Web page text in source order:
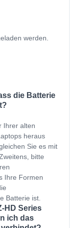
werden.
die Batterie
Ihrer alten
heraus
Sie es mit
bitte
Ihre Formen
Batterie ist.
HD Series
ich das